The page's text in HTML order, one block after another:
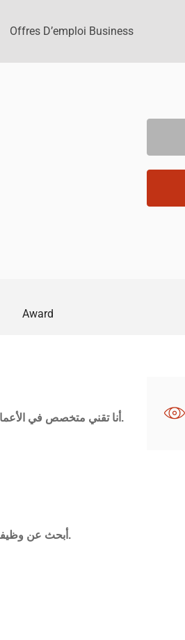
Offres D’emploi Business
Award
أنا تقني متخصص في الأعمال الإنشائية في البناء والأشغال العامة ، ولدي خمس (5) سنوات من الخبرة في هذا المجال.
أبحث عن نشكرك مقدمًا على أي اتصالات أو نصائح أو فرص يمكنك تقديمها.